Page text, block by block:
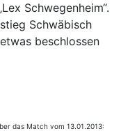
Schwegenheim“.
Schwäbisch
beschlossen
das Match vom 13.01.2013: